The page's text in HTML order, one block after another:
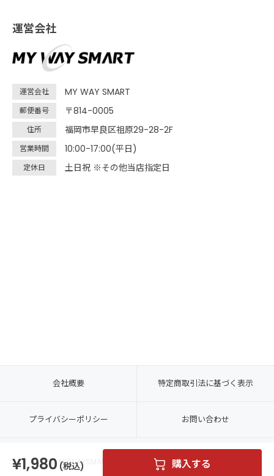
1,980 購入する
運営会社
運営会社 MY WAY SMART
郵便番号 〒814-0005
住所 福岡市早良区祖原29-28-2F
営業時間 10:00-17:00(平日)
定休日 土日祝 ※その他当店指定日
会社概要 特定商取引法に基づく表示
プライバシーポリシー お問い合わせ
© MYWAYSMART CO., LTD. ALL RIGHTS RESERVED.